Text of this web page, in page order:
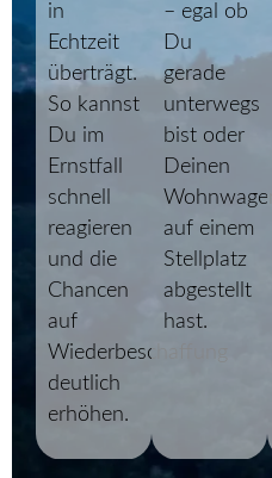
in
Echtzeit
überträgt.
So kannst
Du im
Ernstfall
schnell
reagieren
und die
Chancen
auf
Wiederbeschaffung
deutlich
erhöhen.
– egal ob
Du
gerade
unterwegs
bist oder
Deinen
Wohnwagen
auf einem
Stellplatz
abgestellt
hast.